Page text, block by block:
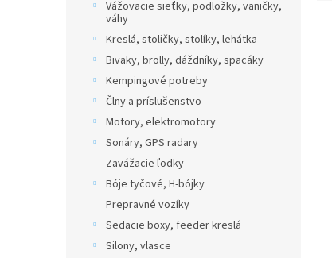
Vážovacie sieťky, podložky, vaničky,
váhy
Kreslá, stoličky, stolíky, lehátka
Bivaky, brolly, dáždníky, spacáky
Kempingové potreby
Člny a príslušenstvo
Motory, elektromotory
Sonáry, GPS radary
Zavážacie ľodky
Bóje tyčové, H-bójky
Prepravné vozíky
Sedacie boxy, feeder kreslá
Silony, vlasce